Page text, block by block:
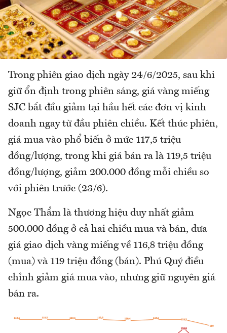
Trong phiên giao dịch ngày 24/6/2025, sau khi
giữ ổn định trong phiên sáng, giá vàng miếng
SJC bắt đầu giảm tại hầu hết các đơn vị kinh
doanh ngay từ đầu phiên chiều. Kết thúc phiên,
giá mua vào phổ biến ở mức 117,5 triệu
đồng/lượng, trong khi giá bán ra là 119,5 triệu
đồng/lượng, giảm 200.000 đồng mỗi chiều so
với phiên trước (23/6).
Ngọc Thẩm là thương hiệu duy nhất giảm
500.000 đồng ở cả hai chiều mua và bán, đưa
giá giao dịch vàng miếng về 116,8 triệu đồng
(mua) và 119 triệu đồng (bán). Phú Quý điều
chỉnh giảm giá mua vào, nhưng giữ nguyên giá
bán ra.